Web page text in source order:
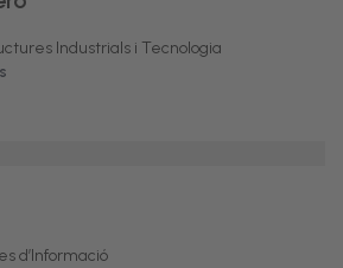
Industrials i Tecnologia
d’Informació